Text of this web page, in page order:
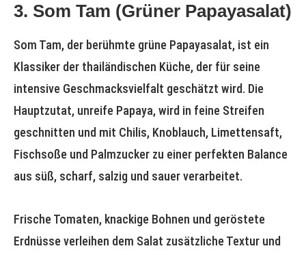
3. Som Tam (Grüner Papayasalat)
Som Tam, der berühmte grüne Papayasalat, ist ein
Klassiker der thailändischen Küche, der für seine
intensive Geschmacksvielfalt geschätzt wird. Die
Hauptzutat, unreife Papaya, wird in feine Streifen
geschnitten und mit Chilis, Knoblauch, Limettensaft,
Fischsoße und Palmzucker zu einer perfekten Balance
aus süß, scharf, salzig und sauer verarbeitet.
Frische Tomaten, knackige Bohnen und geröstete
Erdnüsse verleihen dem Salat zusätzliche Textur und